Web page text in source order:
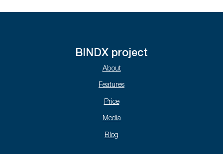
BINDX project
About
Features
Price
Media
Blog